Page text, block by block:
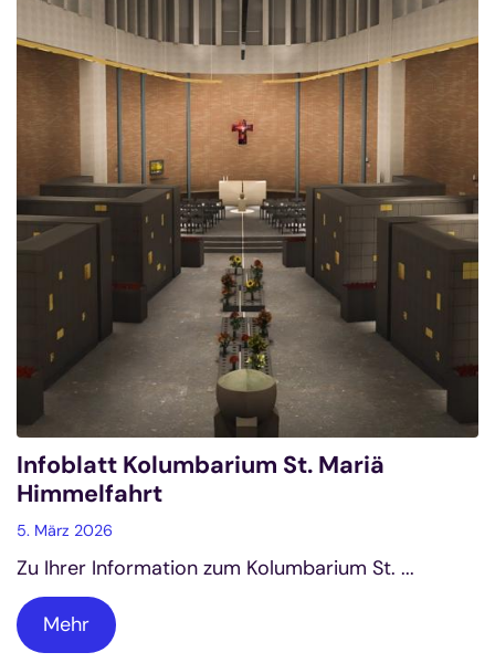
Infoblatt Kolumbarium St. Mariä
Himmelfahrt
5. März 2026
Zu Ihrer Information zum Kolumbarium St. ...
Mehr